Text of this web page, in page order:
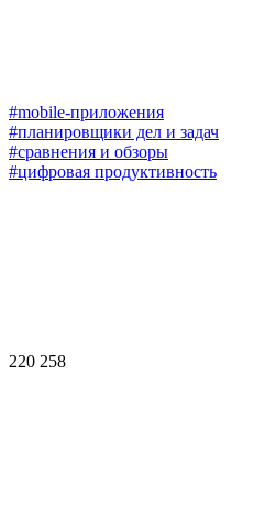
#mobile-приложения
#планировщики дел и задач
#сравнения и обзоры
#цифровая продуктивность
220 258